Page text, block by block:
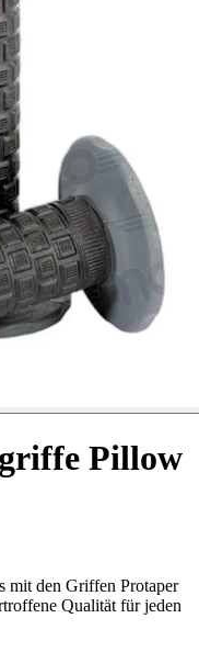
Pillow
mit den Griffen Protaper
Qualität für jeden